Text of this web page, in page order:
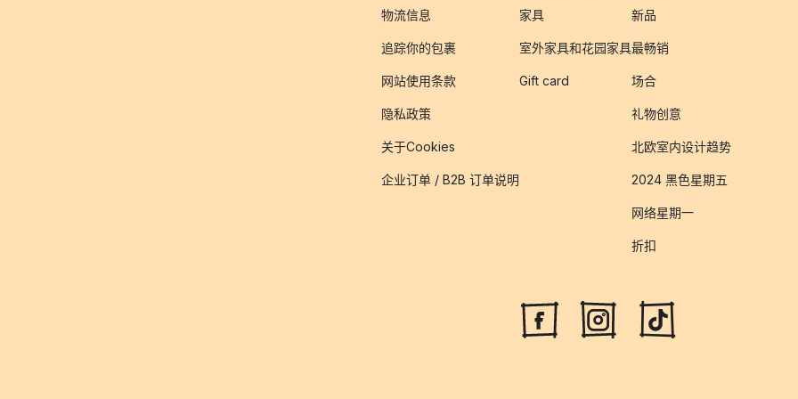
物流信息
追踪你的包裹
网站使用条款
隐私政策
关于Cookies
企业订单 / B2B 订单说明
家具
室外家具和花园家具
Gift card
新品
最畅销
场合
礼物创意
北欧室内设计趋势
2024 黑色星期五
网络星期一
折扣